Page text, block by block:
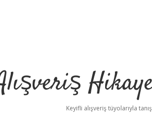
Keyifli alışveriş tüyolarıyla